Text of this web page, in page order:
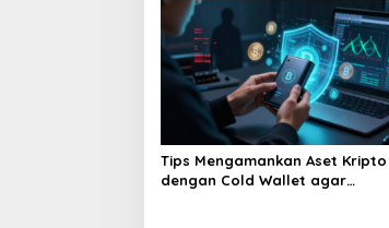
Tips Mengamankan Aset Kripto
dengan Cold Wallet agar